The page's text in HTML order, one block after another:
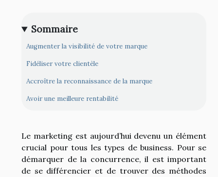
Sommaire
Augmenter la visibilité de votre marque
Fidéliser votre clientèle
Accroître la reconnaissance de la marque
Avoir une meilleure rentabilité
Le marketing est aujourd’hui devenu un élément
crucial pour tous les types de business. Pour se
démarquer de la concurrence, il est important
de se différencier et de trouver des méthodes